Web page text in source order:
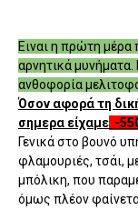
Ειναι η πρώτη μέρα
αρνητικά μυνήματα.
ανθοφορία
Όσον αφορά τη
σημερα είχαμε -
Γενικά στο βουνό
φλαμουριές, τσάι,
μπόλικη, που
όμως πλέον